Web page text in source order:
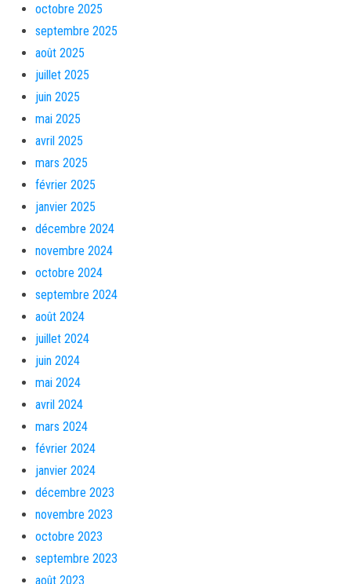
octobre 2025
septembre 2025
août 2025
juillet 2025
juin 2025
mai 2025
avril 2025
mars 2025
février 2025
janvier 2025
décembre 2024
novembre 2024
octobre 2024
septembre 2024
août 2024
juillet 2024
juin 2024
mai 2024
avril 2024
mars 2024
février 2024
janvier 2024
décembre 2023
novembre 2023
octobre 2023
septembre 2023
août 2023